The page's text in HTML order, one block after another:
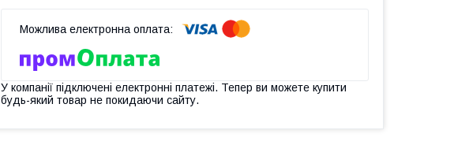
У компанії підключені електронні платежі. Тепер ви можете купити
будь-який товар не покидаючи сайту.